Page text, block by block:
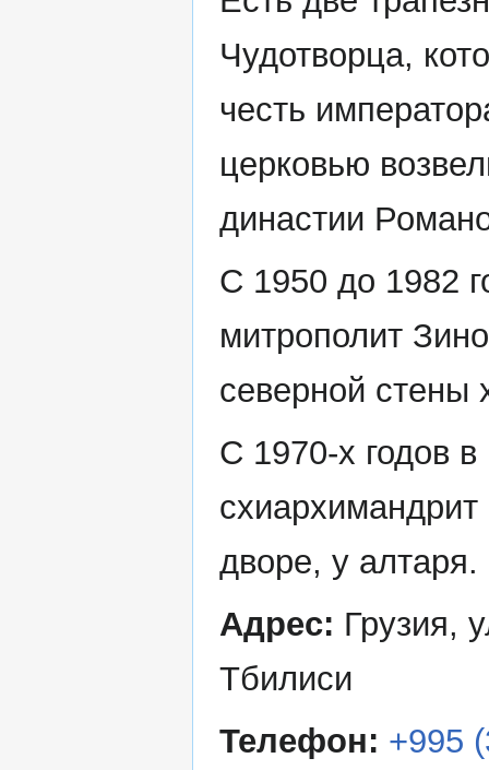
Чудотворца,
честь
церковью
династии
С 1950 до 1982
митрополит
северной стены
С 1970-х годов
дворе, у алтаря.
Адрес: Грузия,
Тбилиси
Телефон: +995